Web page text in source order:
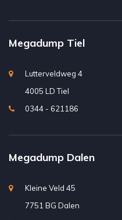
Megadump Tiel
Lutterveldweg 4
4005 LD Tiel
0344 - 621186
Megadump Dalen
Kleine Veld 45
7751 BG Dalen